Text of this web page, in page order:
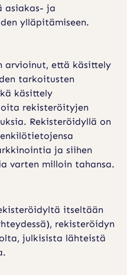
asiakas- ja
ylläpitämiseen.
arvioinut, että käsittely
tarkoitusten
käsittely
rekisteröityjen
Rekisteröidyllä on
ja siihen
varten milloin tahansa.
itseltään
rekisteröidyn
julkisista lähteistä